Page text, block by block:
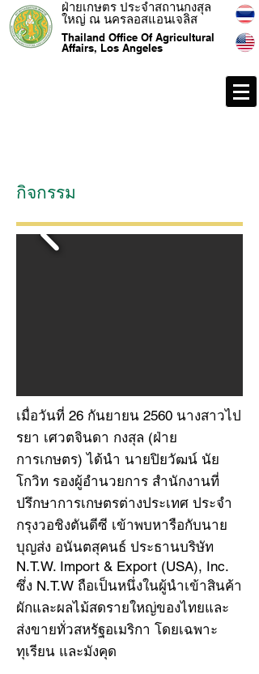
ฝ่ายเกษตร ประจำสถานกงสุล
ใหญ่ ณ นครลอสแอนเจลิส
Thailand Office Of Agricultural
Affairs, Los Angeles
กิจกรรม
เมื่อวันที่ 26 กันยายน 2560 นางสาวไป
รยา เศวตจินดา กงสุล (ฝ่าย
การเกษตร) ได้นำ นายปิยวัฒน์ นัย
โกวิท รองผู้อำนวยการ สำนักงานที่
ปรึกษาการเกษตรต่างประเทศ ประจำ
กรุงวอชิงตันดีซี เข้าพบหารือกับนาย
บุญส่ง อนันตสุคนธ์ ประธานบริษัท
N.T.W. Import & Export (USA), Inc.
ซึ่ง N.T.W ถือเป็นหนึ่งในผู้นำเข้าสินค้า
ผักและผลไม้สดรายใหญ่ของไทยและ
ส่งขายทั่วสหรัฐอเมริกา โดยเฉพาะ
ทุเรียน และมังคุด